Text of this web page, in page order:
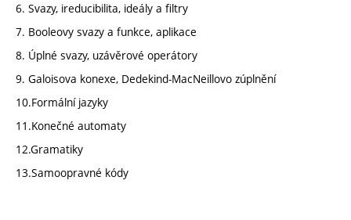
6. Svazy, ireducibilita, ideály a filtry
7. Booleovy svazy a funkce, aplikace
8. Úplné svazy, uzávěrové operátory
9. Galoisova konexe, Dedekind-MacNeillovo zúplnění
10.Formální jazyky
11.Konečné automaty
12.Gramatiky
13.Samoopravné kódy